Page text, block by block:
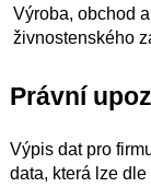
Výroba, obchod
živnostenského
Právní
Výpis dat pro
data, která lze